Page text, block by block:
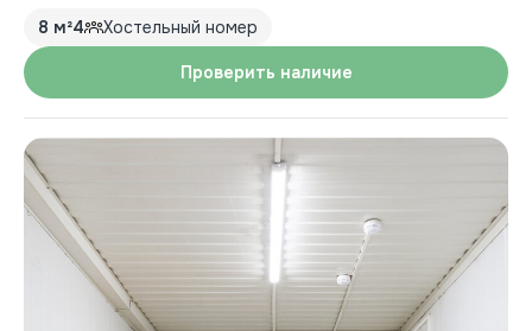
8 м²4 Хостельный номер
Проверить наличие